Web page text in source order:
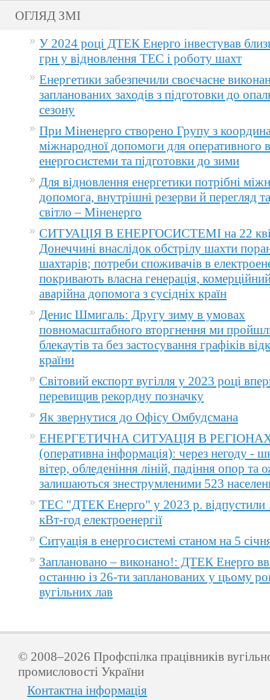
ОГЛЯД ЗМІ
У 2024 році ДТЕК Енерго інвестував
грн у відновлення ТЕС і роботу шахт
Енергетики забезпечили своєчасне
запланованих заходів з підготовки до
сезону
При Міненерго створено Групу з
міжнародної допомоги для оперативного
енергосистеми та підготовки до зими
Для відновлення енергетики потрібні
допомога, внутрішні резерви й перегляд
світло – Міненерго
СИТУАЦІЯ В ЕНЕРГОСИСТЕМІ на 22
Донеччині внаслідок обстрілу шахти
шахтарів; потреби споживачів в
покривають власна генерація,
аварійна допомога з сусідніх країн
Денис Шмигаль: Другу зиму в умовах
повномасштабного вторгнення ми
блекаутів та без застосування графіків
країни
Світовий експорт вугілля у 2023 році
перевищив рекордну позначку
Як звернутися до Офісу Омбудсмана
ЕНЕРГЕТИЧНА СИТУАЦІЯ В
(оперативна інформація): через негоду -
вітер, обледеніння ліній, падіння опор та
залишаються знеструмленими 523
ТЕС "ДТЕК Енерго" у 2023 р. відпустили
кВт-год електроенергії
Ситуація в енергосистемі станом на 5
Заплановано – виконано!: ДТЕК Енерго
останню із 26-ти запланованих у цьому
вугільних лав
© 2008–2026 Профспілка працівників
промисловості України
Контактна інформація